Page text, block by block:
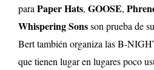
para Paper Hats, GOOSE,
Whispering Sonsson prueba de
Bert también organiza las B-
que tienen lugar en lugares poco